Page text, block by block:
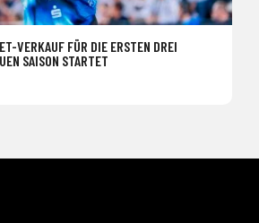
VERKAUF FÜR DIE ERSTEN DREI
SAISON STARTET